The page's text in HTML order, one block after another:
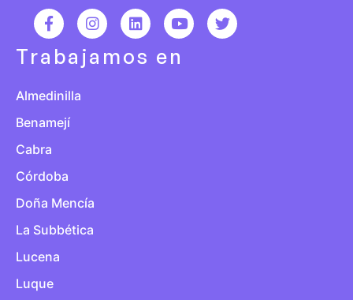
Trabajamos en
Almedinilla
Benamejí
Cabra
Córdoba
Doña Mencía
La Subbética
Lucena
Luque